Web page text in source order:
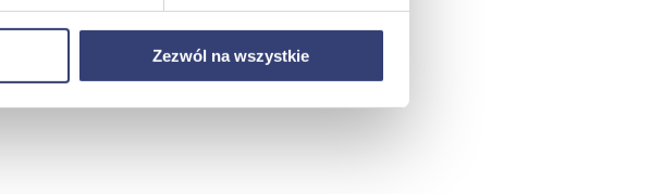
Zezwól na wszystkie